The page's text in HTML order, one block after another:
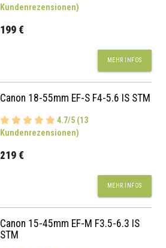
Kundenrezensionen)
199 €
MEHR INFOS
Canon 18-55mm EF-S F4-5.6 IS STM
4.7/5 (13
Kundenrezensionen)
219 €
MEHR INFOS
Canon 15-45mm EF-M F3.5-6.3 IS
STM